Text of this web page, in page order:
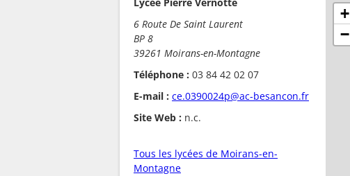
6 Route De Saint Laurent
BP 8
39261 Moirans-en-Montagne
Téléphone : 03 84 42 02 07
E-mail : ce.0390024p@ac-besancon.fr
Site Web : n.c.
Tous les lycées de Moirans-en-
Montagne
+
−